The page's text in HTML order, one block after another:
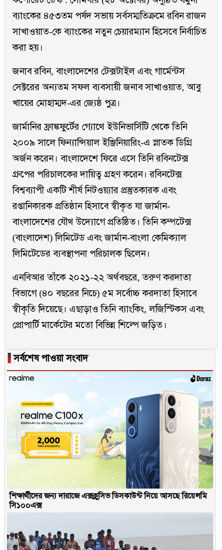
ব্যাংকের ৪৫৩তম পর্ষদ সভায় সর্বসম্মতিক্রমে রবিন রাজন
সাখাওয়াত-কে ব্যাংকের নতুন চেয়ারম্যান হিসেবে নির্বাচিত
করা হয়।
জনাব রবিন, বাংলাদেশের টেক্সটাইল এবং গার্মেন্টস
সেক্টরের অন্যতম সফল ব্যবসায়ী জনাব সাখাওয়াত, আবু
খায়ের মোহাম্মদ-এর জ্যেষ্ঠ পুত্র।
জার্মানির ফ্রাঙ্কফুর্টের গ্যোথে ইউনিভার্সিটি থেকে তিনি
২০০৯ সালে ফিন্যান্সিয়াল ইঞ্জিনিয়ারিং-এ স্নাতক ডিগ্রি
অর্জন করেন। বাংলাদেশে ফিরে এসে তিনি রবিনটেক্স
গ্রুপের পরিচালকের দায়িত্ব গ্রহণ করেন। রবিনটেক্স
বিশ্বব্যাপী একটি শীর্ষ নিটওয়্যার প্রস্তুতকারক এবং
রপ্তানিকারক প্রতিষ্ঠান হিসাবে স্বীকৃত যা জার্মান-
বাংলাদেশের যৌথ উদ্যোগে প্রতিষ্ঠিত। তিনি কম্পটেক্স
(বাংলাদেশ) লিমিটেড এবং জার্মান-বাংলা কেমিক্যাল
লিমিটেডের ব্যবস্থাপনা পরিচালক ছিলেন।
এনবিআর তাঁকে ২০২১-২২ অর্থবছরে, তরুণ করদাতা
বিভাগে (৪০ বছরের নিচে) ৫ম সর্বোচ্চ করদাতা হিসাবে
স্বীকৃতি দিয়েছে। এছাড়াও তিনি ব্যাংকিং, লজিস্টিকস এবং
প্রোপার্টি মার্কেটের মতো বিভিন্ন শিল্পে জড়িত।
▐সর্বশেষ পাওয়া সংবাদ
শিক্ষার্থীদের জন্য দারাজে এক্সক্লুসিভ ডিসকাউন্ট নিয়ে আসছে রিয়েলমি
সি১০০এক্স